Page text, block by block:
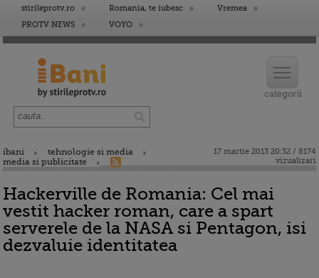
stirileprotv.ro Romania, te iubesc
Vremea
PROTV NEWS
VOYO
ibani
tehnologie si media
media si publicitate
17 martie 2013 20:32 / 8174
vizualizari
Hackerville de Romania: Cel mai
vestit hacker roman, care a spart
serverele de la NASA si Pentagon, isi
dezvaluie identitatea